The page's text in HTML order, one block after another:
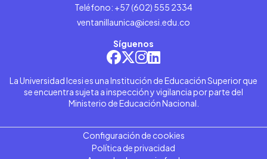
Teléfono: +57 (602) 555 2334
ventanillaunica@icesi.edu.co
Síguenos
La Universidad Icesi es una Institución de Educación Superior que
se encuentra sujeta a inspección y vigilancia por parte del
Ministerio de Educación Nacional.
Configuración de cookies
Política de privacidad